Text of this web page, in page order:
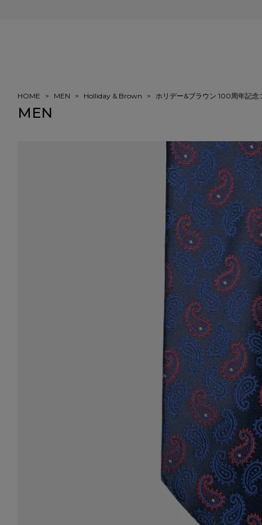
HOME MEN Holliday & Brown ホリデー&ブラウン 100周年記
MEN